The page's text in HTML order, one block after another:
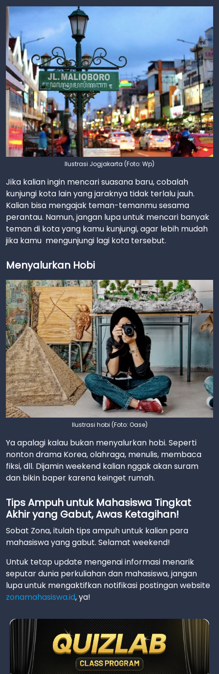
Ilustrasi Jogjakarta (Foto: Wp)
Jika kalian ingin mencari suasana baru, cobalah
kunjungi kota lain yang jaraknya tidak terlalu jauh.
Kalian bisa mengajak teman-temanmu sesama
perantau. Namun, jangan lupa untuk mencari banyak
teman di kota yang kamu kunjungi, agar lebih mudah
jika kamu mengunjungi lagi kota tersebut.
Menyalurkan Hobi
Ilustrasi hobi (Foto: Oase)
Ya apalagi kalau bukan menyalurkan hobi. Seperti
nonton drama Korea, olahraga, menulis, membaca
fiksi, dll. Dijamin weekend kalian nggak akan suram
dan bikin baper karena keinget rumah.
Tips Ampuh untuk Mahasiswa Tingkat
Akhir yang Gabut, Awas Ketagihan!
Sobat Zona, itulah tips ampuh untuk kalian para
mahasiswa yang gabut. Selamat weekend!
Untuk tetap update mengenai informasi menarik
seputar dunia perkuliahan dan mahasiswa, jangan
lupa untuk mengaktifkan notifikasi postingan website
zonamahasiswa.id, ya!